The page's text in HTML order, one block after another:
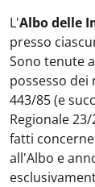
L'Albo delle
presso
Sono tenute
possesso dei
443/85 (e
Regionale
fatti
all'Albo e